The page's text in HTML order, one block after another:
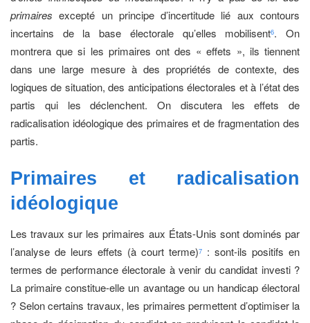
primaires excepté un principe d’incertitude lié aux contours
incertains de la base électorale qu’elles mobilisent6. On
montrera que si les primaires ont des « effets », ils tiennent
dans une large mesure à des propriétés de contexte, des
logiques de situation, des anticipations électorales et à l’état des
partis qui les déclenchent. On discutera les effets de
radicalisation idéologique des primaires et de fragmentation des
partis.
Primaires et radicalisation
idéologique
Les travaux sur les primaires aux États-Unis sont dominés par
l’analyse de leurs effets (à court terme)7 : sont-ils positifs en
termes de performance électorale à venir du candidat investi ?
La primaire constitue-elle un avantage ou un handicap électoral
? Selon certains travaux, les primaires permettent d’optimiser la